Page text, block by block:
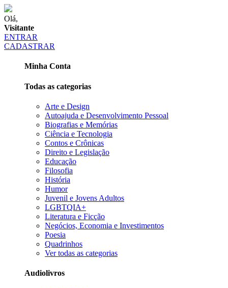
Olá,
Visitante
ENTRAR
CADASTRAR
Minha Conta
Todas as categorias
Arte e Design
Autoajuda e Desenvolvimento Pessoal
Biografias e Memórias
Ciência e Tecnologia
Contos e Crônicas
Direito e Legislação
Educação
Filosofia
História
Humor
Juvenil e Jovens Adultos
LGBTQIA+
Literatura e Ficção
Negócios, Economia e Investimentos
Poesia
Quadrinhos
Ver todas as categorias
Audiolivros